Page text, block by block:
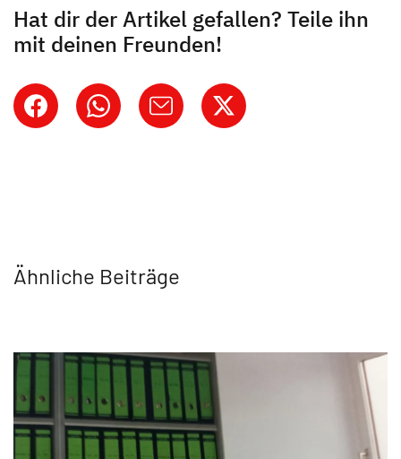
Hat dir der Artikel gefallen? Teile ihn
mit deinen Freunden!
Ähnliche Beiträge